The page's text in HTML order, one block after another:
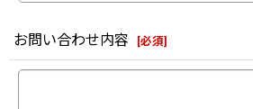
お問い合わせ内容 [必須]